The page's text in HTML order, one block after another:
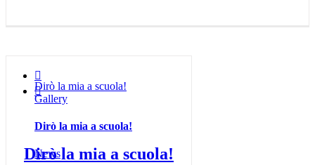
Dirò la mia a scuola!
Gallery
Dirò la mia a scuola!
News


Dirò la mia a scuola!